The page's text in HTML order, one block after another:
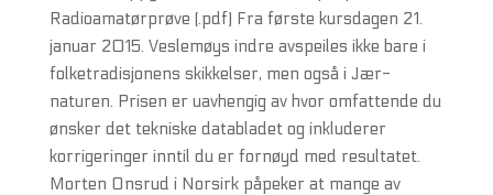
Radioamatørprøve (.pdf) Fra første kursdagen 21.
januar 2015. Veslemøys indre avspeiles ikke bare i
folketradisjonens skikkelser, men også i Jær-
naturen. Prisen er uavhengig av hvor omfattende du
ønsker det tekniske databladet og inkluderer
korrigeringer inntil du er fornøyd med resultatet.
Morten Onsrud i Norsirk påpeker at mange av